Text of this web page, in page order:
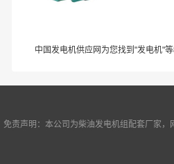
中国发电机供应网为您找到"发电机"
免责声明：本公司为柴油发电机组配套厂家